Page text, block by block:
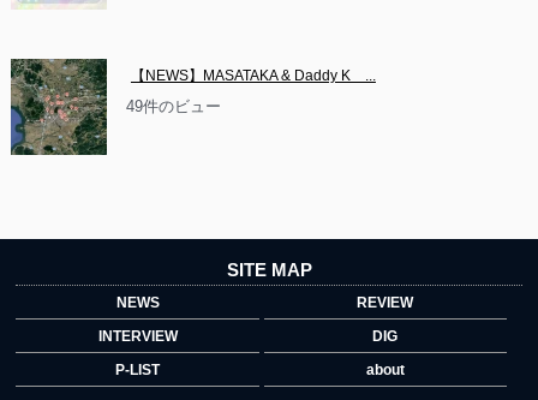
【NEWS】MASATAKA & Daddy K　...
49件のビュー
SITE MAP
NEWS
REVIEW
INTERVIEW
DIG
P-LIST
about